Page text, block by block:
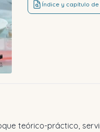
Índice y capítulo
teórico-práctico,